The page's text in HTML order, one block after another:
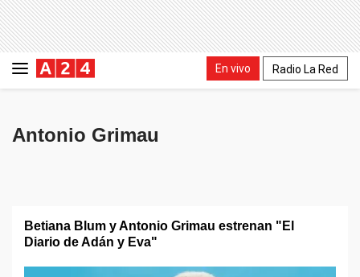
En vivo Radio La Red
Antonio Grimau
Betiana Blum y Antonio Grimau estrenan "El
Diario de Adán y Eva"